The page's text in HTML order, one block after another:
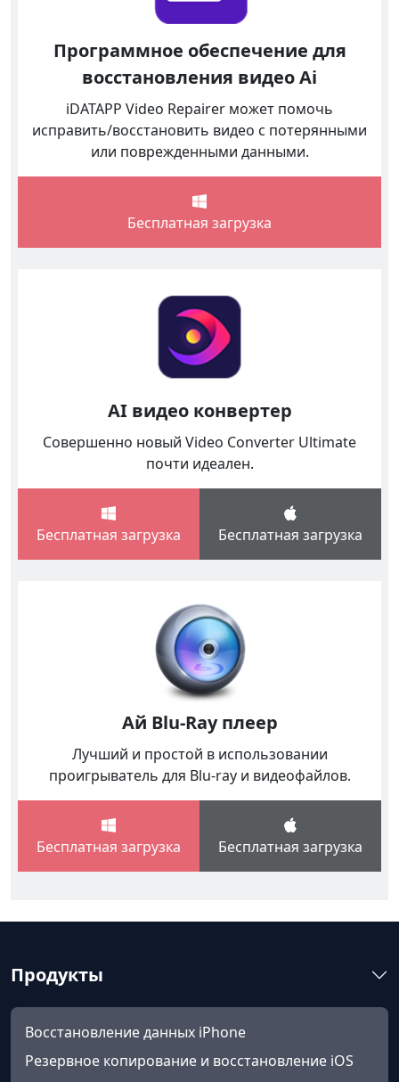
Программное обеспечение для
восстановления видео Ai
iDATAPP Video Repairer может помочь
исправить/восстановить видео с потерянными
или поврежденными данными.
Бесплатная загрузка
AI видео конвертер
Совершенно новый Video Converter Ultimate
почти идеален.
Бесплатная загрузка Бесплатная загрузка
Ай Blu-Ray плеер
Лучший и простой в использовании
проигрыватель для Blu-ray и видеофайлов.
Бесплатная загрузка Бесплатная загрузка
Продукты
Восстановление данных iPhone
Резервное копирование и восстановление iOS